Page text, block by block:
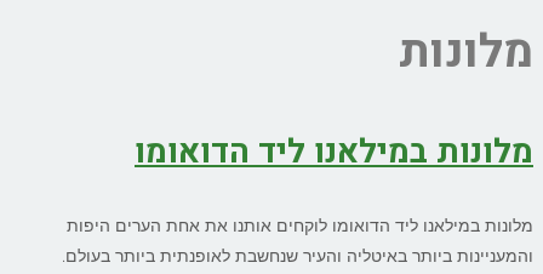
מלונות
מלונות במילאנו ליד הדואומו
מלונות במילאנו ליד הדואומו לוקחים אותנו את אחת הערים היפות
והמעניינות ביותר באיטליה והעיר שנחשבת לאופנתית ביותר בעולם.